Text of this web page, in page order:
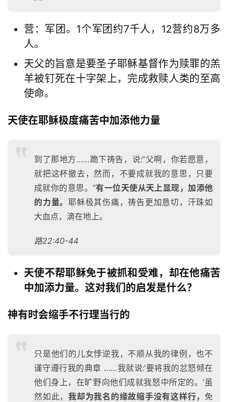
美
神
回
关
登录 注册
营：军团。1个军团约7千人，12营约8万多
人。
天父的旨意是要圣子耶稣基督作为赎罪的羔
羊被钉死在十字架上，完成救赎人类的至高
使命。
天使在耶稣极度痛苦中加添他力量
到了那地方……跪下祷告，说:“父啊，你若愿意，
就把这杯撤去，然而，不要成就我的意思，只要
成就你的意思。”有一位天使从天上显现，加添他
的力量。 耶稣极其伤痛，祷告更加恳切，汗珠如
大血点，滴在地上。
路22:40-44
天使不帮耶稣免于被抓和受难，却在他痛苦
中加添力量。这对我们的启发是什么？
神有时会缩手不行理当行的
只是他们的儿女悖逆我，不顺从我的律例，也不
谨守遵行我的典章 ……我就说:‘要将我的忿怒倾在
他们身上，在旷野向他们成就我怒中所定的。’虽
然如此， 我却为我名的缘故缩手没有这样行， 免